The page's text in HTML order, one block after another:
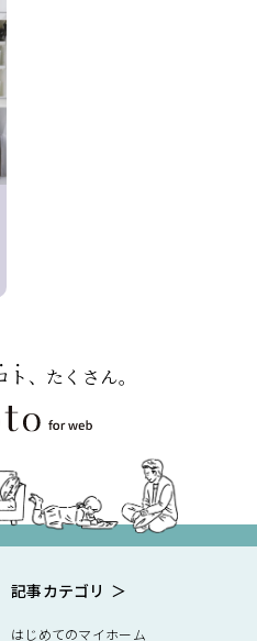
ト、たくさん。
記事カテゴリ
はじめてのマイホーム